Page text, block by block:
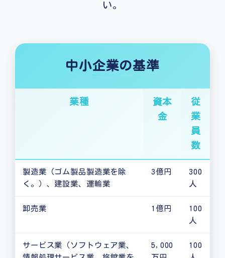
い。
中小企業の基準
業種
資本
金
従
業
員
数
製造業（ゴム製品製造業を除
く。）、建設業、運輸業
3億円
300
人
卸売業 1億円
100
人
サービス業（ソフトウェア業、
5,000
100